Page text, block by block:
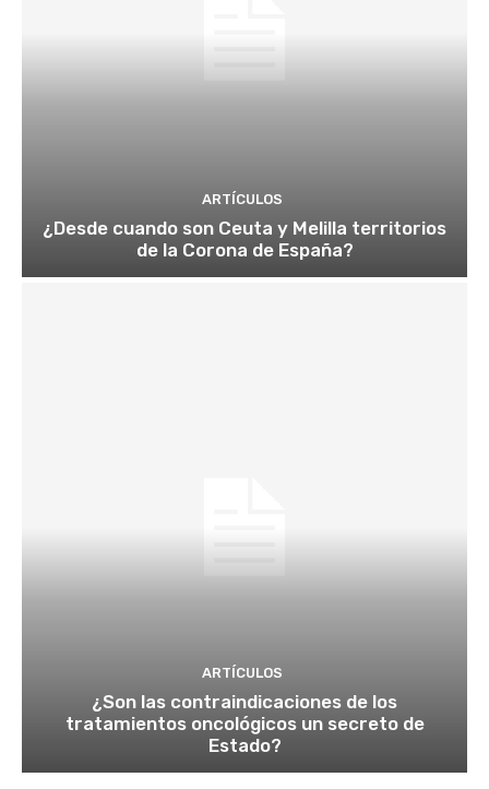
ARTÍCULOS
¿Desde cuando son Ceuta y Melilla territorios
de la Corona de España?
ARTÍCULOS
¿Son las contraindicaciones de los
tratamientos oncológicos un secreto de
Estado?